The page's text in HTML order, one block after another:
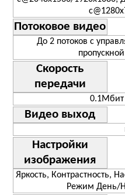
Потоковое видео
До 2 потоков с
Скорость
передачи
Видео выход
Настройки
изображения
Яркость, Контрастность,
Режим День/